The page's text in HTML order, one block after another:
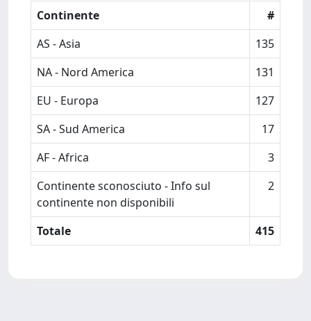
Continente
#
AS - Asia
135
NA - Nord America
131
EU - Europa
127
SA - Sud America
17
AF - Africa
3
Continente sconosciuto - Info sul
continente non disponibili
2
Totale 415